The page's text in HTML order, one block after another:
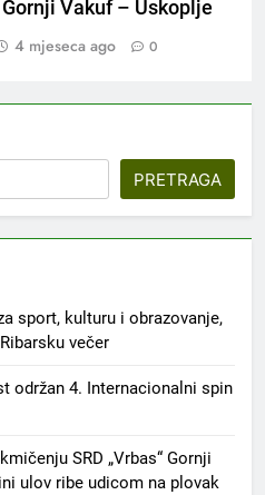
Gornji Vakuf – Uskoplje
4 mjeseca ago 0
PRETRAGA
sport, kulturu i obrazovanje,
večer
održan 4. Internacionalni spin
SRD „Vrbas“ Gornji
ulov ribe udicom na plovak